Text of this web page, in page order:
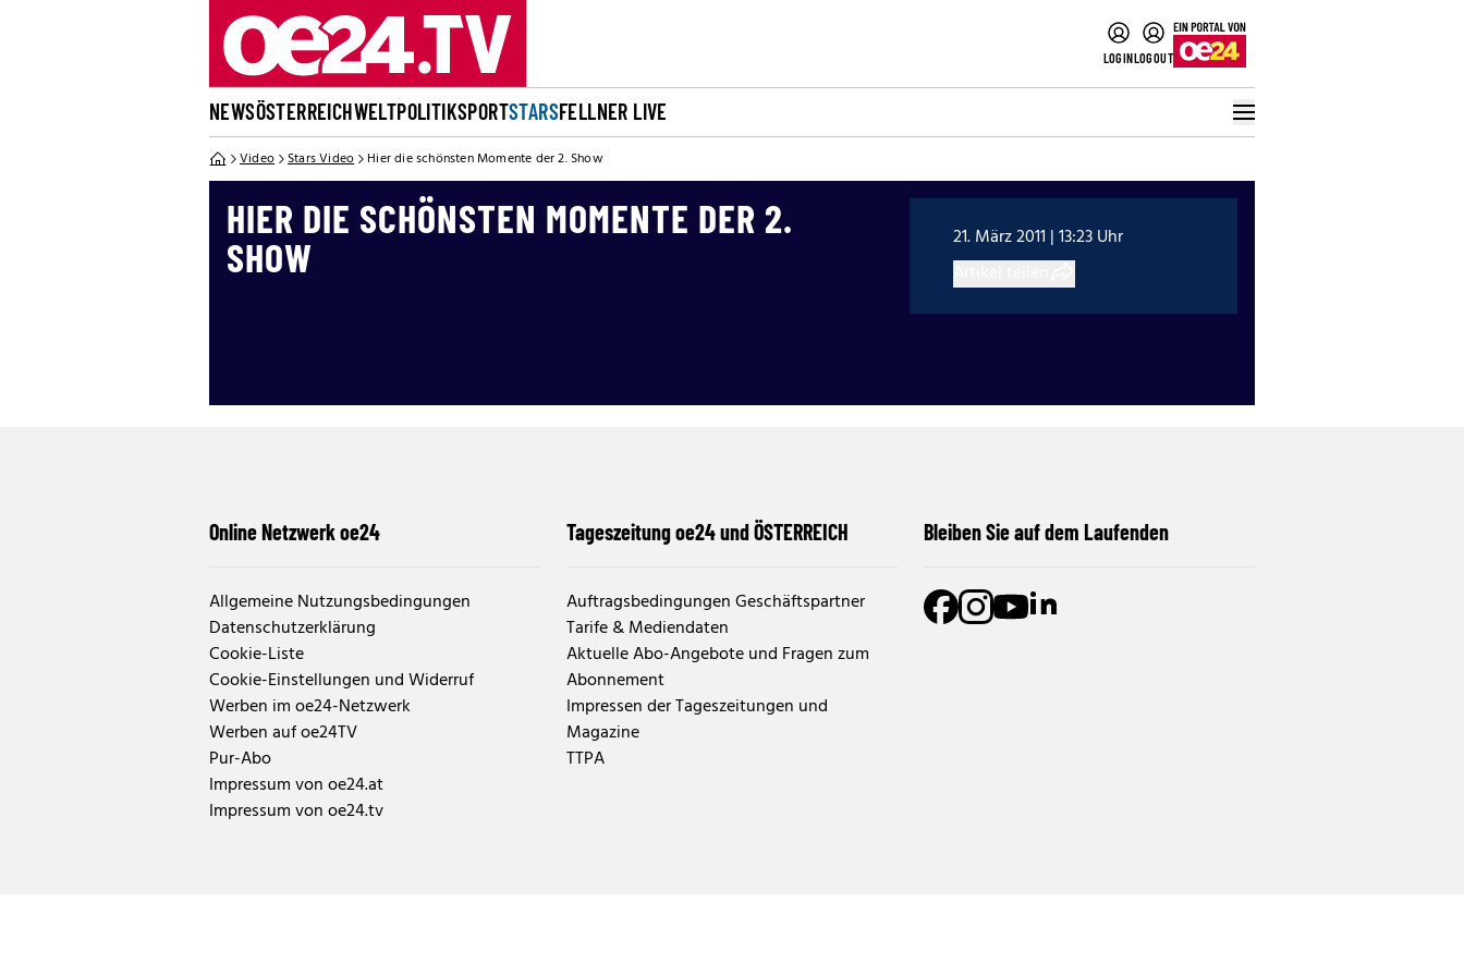
LOGINLOGOUT
NEWSÖSTERREICHWELTPOLITIKSPORTSTARSFELLNER LIVE
Video Stars Video Hier die schönsten Momente der 2. Show
HIER DIE SCHÖNSTEN MOMENTE DER 2.
SHOW
21. März 2011 | 13:23 Uhr
Online Netzwerk oe24
Allgemeine Nutzungsbedingungen
Datenschutzerklärung
Cookie-Liste
Cookie-Einstellungen und Widerruf
Werben im oe24-Netzwerk
Werben auf oe24TV
Pur-Abo
Impressum von oe24.at
Impressum von oe24.tv
Tageszeitung oe24 und ÖSTERREICH
Auftragsbedingungen Geschäftspartner
Tarife & Mediendaten
Aktuelle Abo-Angebote und Fragen zum
Abonnement
Impressen der Tageszeitungen und
Magazine
TTPA
Bleiben Sie auf dem Laufenden